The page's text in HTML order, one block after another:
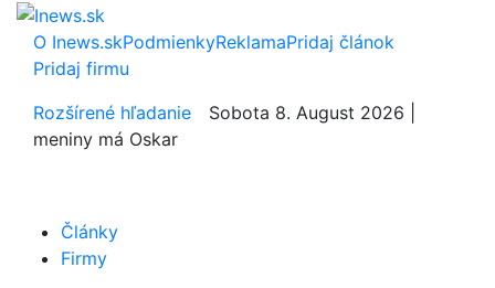
O Inews.skPodmienkyReklamaPridaj článok
Pridaj firmu
Rozšírené hľadanie
Sobota 8. August 2026 |
meniny má Oskar
Články
Firmy